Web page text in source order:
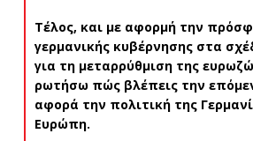
Τέλος, και με αφορμή την
γερμανικής κυβέρνησης στα
για τη μεταρρύθμιση της
ρωτήσω πώς βλέπεις την
αφορά την πολιτική της
Ευρώπη.